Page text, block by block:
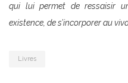
qui lui permet de ressaisir
existence, de s’incorporer au
Livres